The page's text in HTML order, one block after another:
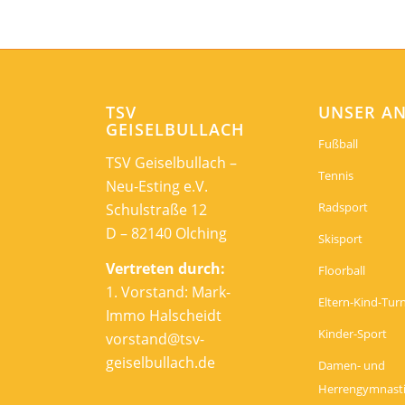
TSV
GEISELBULLACH
TSV Geiselbullach –
Neu-Esting e.V.
Schulstraße 12
D – 82140 Olching
Vertreten durch:
1. Vorstand: Mark-
Immo Halscheidt
vorstand@tsv-
geiselbullach.de
UNSER
Fußball
Tennis
Radsport
Skisport
Floorball
Eltern-Kind-
Kinder-Sport
Damen- und